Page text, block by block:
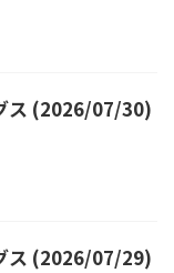
ス (2026/07/30)
ス (2026/07/29)